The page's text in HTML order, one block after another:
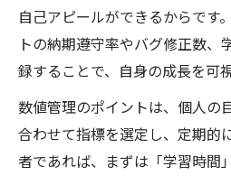
自己アピールができるからです
トの納期遵守率やバグ修正数、
録することで、自身の成長を可
数値管理のポイントは、個人の
合わせて指標を選定し、定期的
者であれば、まずは「学習時間